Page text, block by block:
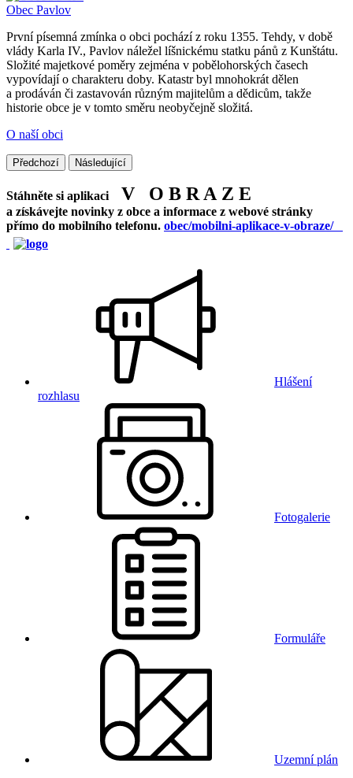
Obec Pavlov
První písemná zmínka o obci pochází z roku 1355. Tehdy, v době
vlády Karla IV., Pavlov náležel líšnickému statku pánů z Kunštátu.
Složité majetkové poměry zejména v pobělohorských časech
vypovídají o charakteru doby. Katastr byl mnohokrát dělen
a prodáván či zastavován různým majitelům a dědicům, takže
historie obce je v tomto směru neobyčejně složitá.
O naší obci
Předchozí Následující
Stáhněte si aplikaci V O B R A Z E
a získávejte novinky z obce a informace z webové stránky
přímo do mobilního telefonu. obec/mobilni-aplikace-v-obraze/
Hlášení
rozhlasu
Fotogalerie
Formuláře
Uzemní plán